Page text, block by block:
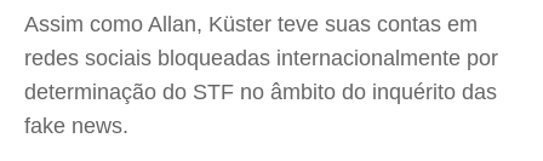
Assim como Allan, Küster teve suas contas em
redes sociais bloqueadas internacionalmente por
determinação do STF no âmbito do inquérito das
fake news.